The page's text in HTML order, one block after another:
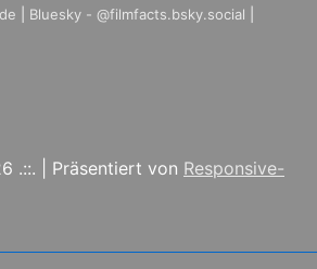
Bluesky - @filmfacts.bsky.social
.::. | Präsentiert von Responsive-